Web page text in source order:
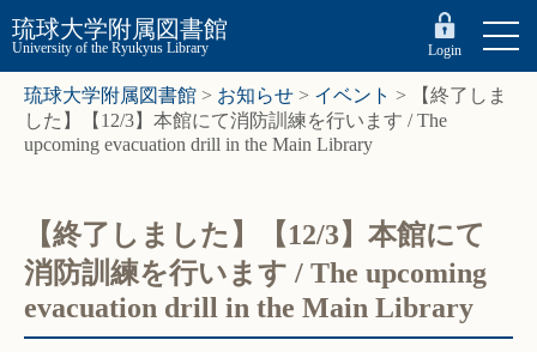
琉球大学附属図書館
University of the Ryukyus Library Login
琉球大学附属図書館 > お知らせ > イベント >
【終了しま
した】【12/3】本館にて消防訓練を行います / The
upcoming evacuation drill in the Main Library
【終了しました】【12/3】本館にて
消防訓練を行います / The upcoming
evacuation drill in the Main Library